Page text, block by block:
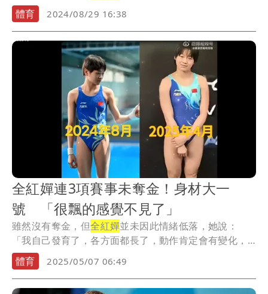
京奧...
體育 2024/08/29 16:38
全紅嬋連3項賽事未奪金！身材大一
號 「很飄的感覺不見了」
雖然沒有奪金，但全紅嬋並未因此情緒低落，她說：
「我自己發育了，各方面都長了，動作肯定會有變化，
所以沒...
體育 2025/05/07 06:49